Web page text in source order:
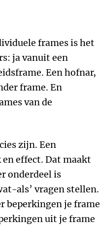
frames is het
ja vanuit een
Een hofnar,
frame. En
van de
zijn. Een
effect. Dat maakt
onderdeel is
als’ vragen stellen.
beperkingen je frame
uit je frame